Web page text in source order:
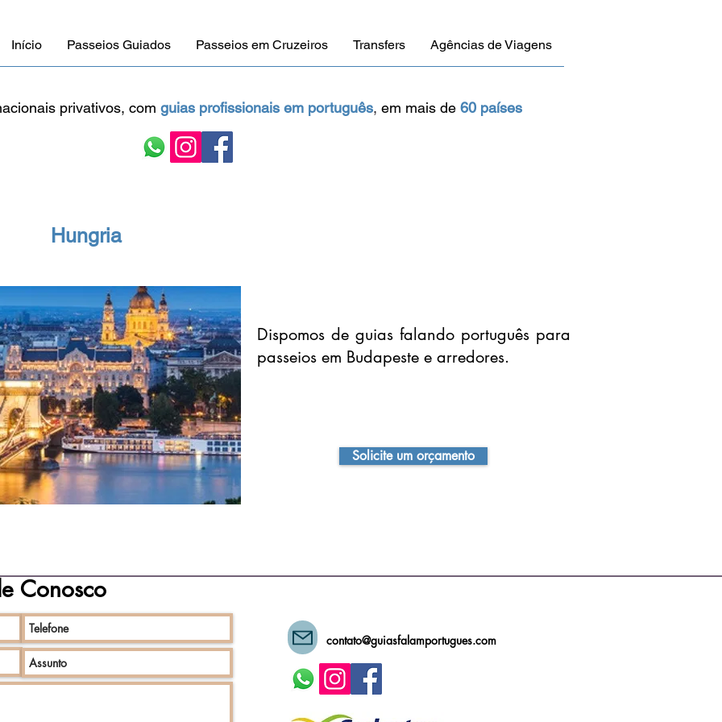
Início Passeios Guiados Passeios em Cruzeiros Transfers Agências de Viagens
privativos, com guias profissionais em português, em mais de 60 países
Hungria
Dispomos de guias falando português para
passeios em Budapeste e arredores.
Solicite um orçamento
Conosco
contato@guiasfalamportugues.com